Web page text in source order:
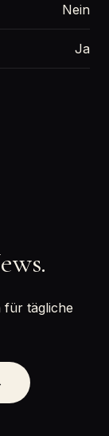
Nein
Ja
für tägliche